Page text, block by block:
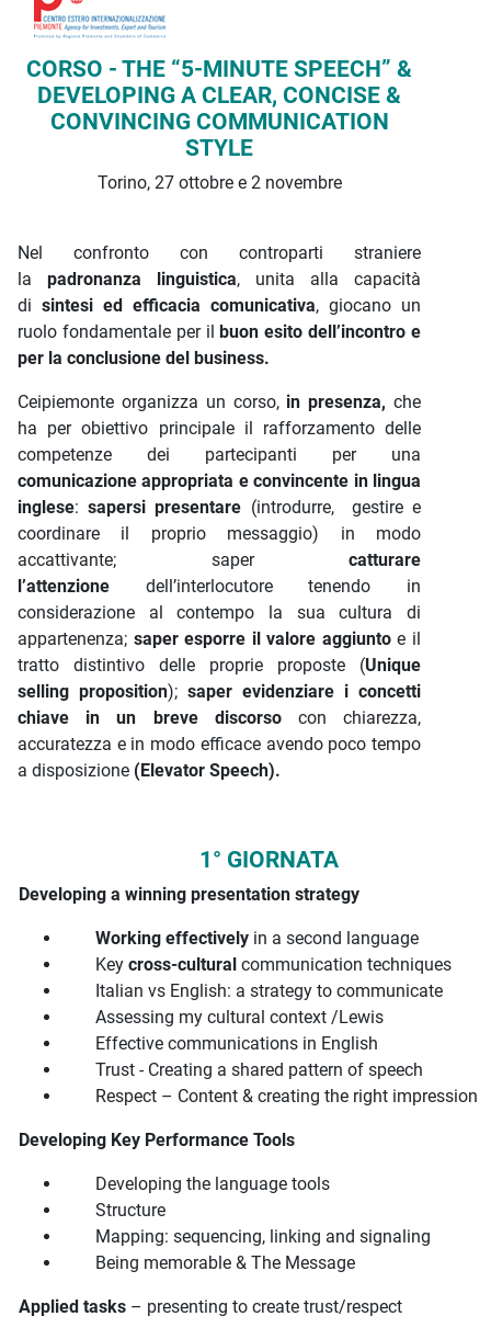
Descrizione iniziativa
CORSO - THE “5-MINUTE SPEECH” &
DEVELOPING A CLEAR, CONCISE &
CONVINCING COMMUNICATION
STYLE
Torino, 27 ottobre e 2 novembre
Nel confronto con controparti straniere
la padronanza linguistica, unita alla capacità
di sintesi ed efficacia comunicativa, giocano un
ruolo fondamentale per ilbuon esito dell’incontro e
per la conclusione del business.
Ceipiemonte organizza un corso, in presenza, che
ha per obiettivo principale il rafforzamento delle
competenze dei partecipanti per una
comunicazione appropriata e convincente in lingua
inglese:sapersi presentare (introdurre, gestire e
coordinare il proprio messaggio) in modo
accattivante; saper catturare
l’attenzione dell’interlocutore tenendo in
considerazione al contempo la sua cultura di
appartenenza; saper esporre il valore aggiuntoe il
tratto distintivo delle proprie proposte (Unique
selling proposition); saper evidenziare i concetti
chiave in un breve discorsocon chiarezza,
accuratezza e in modo efficace avendo poco tempo
a disposizione (Elevator Speech).
1° GIORNATA
Developing a winning presentation strategy
Working effectively in a second language
Key cross-cultural communication techniques
Italian vs English: a strategy to communicate
Assessing my cultural context /Lewis
Effective communications in English
Trust - Creating a shared pattern of speech
Respect – Content & creating the right impression
Developing Key Performance Tools
Developing the language tools
Structure
Mapping: sequencing, linking and signaling
Being memorable & The Message
Applied tasks – presenting to create trust/respect